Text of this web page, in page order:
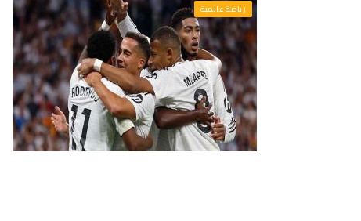
رياضة عالمية